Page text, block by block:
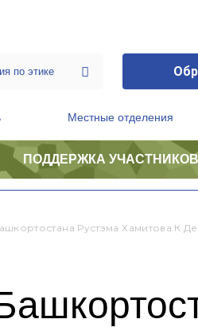
Местные отделения
ПОДДЕРЖКА
Рустэма Хамитова К